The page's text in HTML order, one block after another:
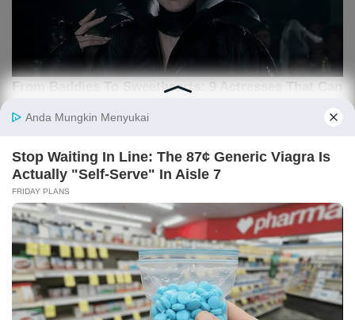
ARTIKEL LAINNYA
TPIA Disebut Berpeluang Kembali Masuk Indeks
MSCI, Apa Penopangnya?
IHSG Turun ke 6.343, Saham DSSA, TPIA, BUMI,
BNBR Diburu Investor